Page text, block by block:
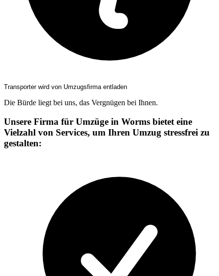
Transporter wird von Umzugsfirma entladen
Die Bürde liegt bei uns, das Vergnügen bei Ihnen.
Unsere Firma für Umzüge in Worms bietet eine
Vielzahl von Services, um Ihren Umzug stressfrei zu
gestalten: